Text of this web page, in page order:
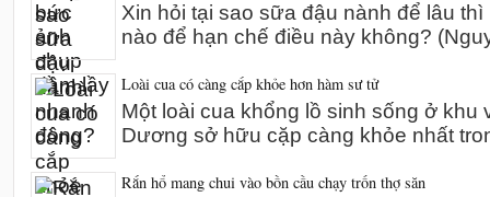
Xin hỏi tại sao sữa đậu nành để lâu
nào để hạn chế điều này không?
Loài cua có càng cắp khỏe hơn hàm sư tử
Một loài cua khổng lồ sinh sống ở khu
Dương sở hữu cặp càng khỏe nhất
Rắn hổ mang chui vào bồn cầu chạy trốn thợ săn